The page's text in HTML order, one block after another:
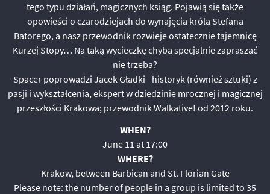
tego typu działań, magicznych ksiąg. Pojawią się także
opowieści o czarodziejach do wynajęcia króla Stefana
Batorego, a nasz przewodnik rozwieje ostatecznie tajemnicę
Kurzej Stopy… Na taką wycieczkę chyba specjalnie zapraszać
nie trzeba?
Spacer poprowadzi Jacek Gładki - historyk (również sztuki) z
pasji i wykształcenia, ekspert w dziedzinie mrocznej i magicznej
przeszłości Krakowa; przewodnik Walkative! od 2012 roku.
WHEN?
June 11 at 17:00
WHERE?
Krakow, between Barbican and St. Florian Gate
Please note: the number of people in a group is limited to 35